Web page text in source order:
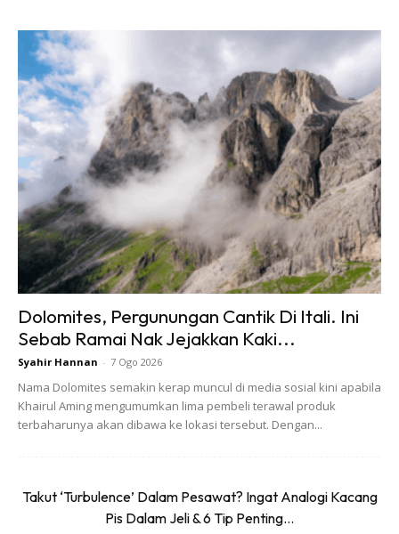
2. Ada outdoor bathtub, seronok mandi-manda dalam
hutan pun.
Dolomites, Pergunungan Cantik Di Itali. Ini
Sebab Ramai Nak Jejakkan Kaki...
Syahir Hannan - 7 Ogo 2026
Nama Dolomites semakin kerap muncul di media sosial kini apabila
Khairul Aming mengumumkan lima pembeli terawal produk
terbaharunya akan dibawa ke lokasi tersebut. Dengan...
Takut ‘Turbulence’ Dalam Pesawat? Ingat Analogi Kacang
Pis Dalam Jeli & 6 Tip Penting...